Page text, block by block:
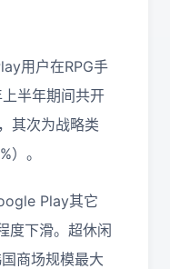
用户在RPG手
半年期间共开
其次为战略类
）。
Play其它
度下滑。超休闲
商场规模最大